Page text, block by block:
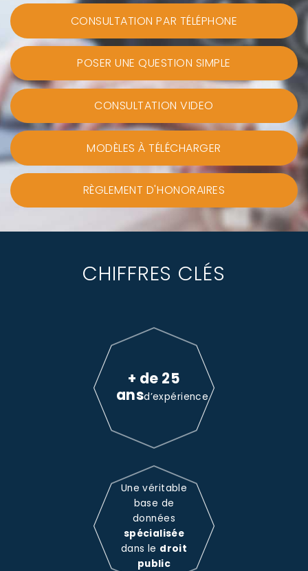
CONSULTATION PAR TÉLÉPHONE
POSER UNE QUESTION SIMPLE
CONSULTATION VIDEO
MODÈLES À TÉLÉCHARGER
RÈGLEMENT D'HONORAIRES
CHIFFRES CLÉS
+ de 25
ansd’expérience
Une véritable
base de
données
spécialisée
dans le droit
public